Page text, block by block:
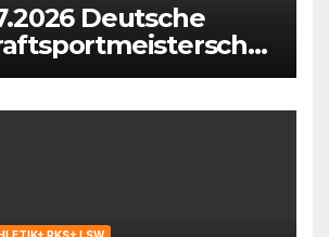
Deutsche
in
RKS+ LSW